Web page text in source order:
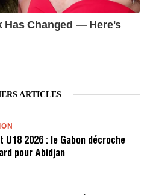
ARTICLES
U18 2026 : le Gabon décroche
pour Abidjan